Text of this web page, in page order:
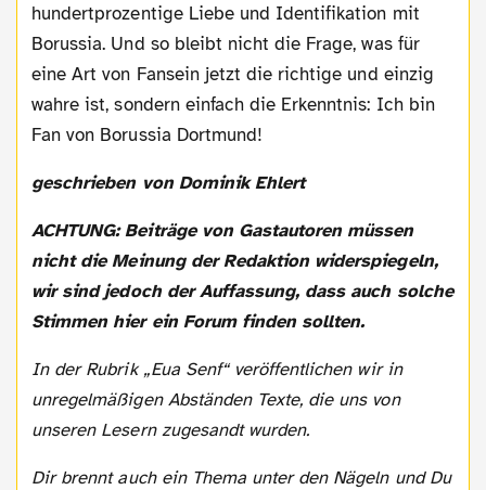
hundertprozentige Liebe und Identifikation mit
Borussia. Und so bleibt nicht die Frage, was für
eine Art von Fansein jetzt die richtige und einzig
wahre ist, sondern einfach die Erkenntnis: Ich bin
Fan von Borussia Dortmund!
geschrieben von Dominik Ehlert
ACHTUNG: Beiträge von Gastautoren müssen
nicht die Meinung der Redaktion widerspiegeln,
wir sind jedoch der Auffassung, dass auch solche
Stimmen hier ein Forum finden sollten.
In der Rubrik „Eua Senf“ veröffentlichen wir in
unregelmäßigen Abständen Texte, die uns von
unseren Lesern zugesandt wurden.
Dir brennt auch ein Thema unter den Nägeln und Du